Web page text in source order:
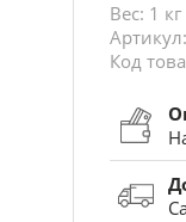
Вес: 1 кг
Код